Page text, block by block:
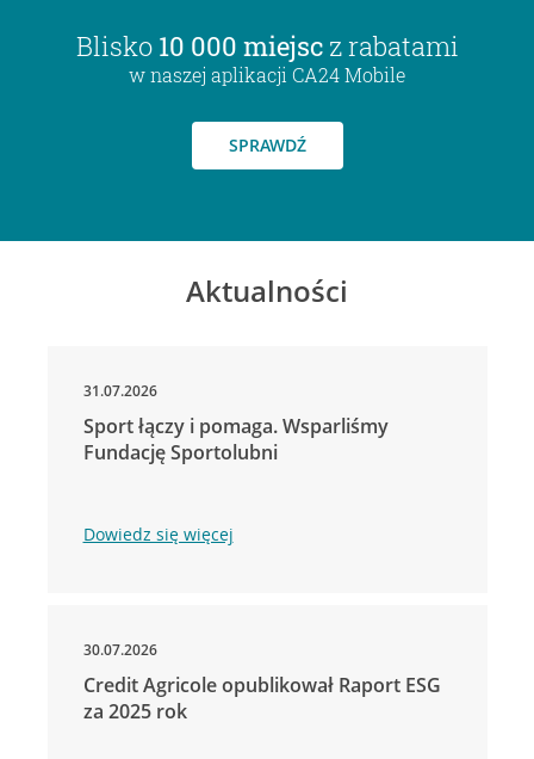
Blisko 10 000 miejsc z rabatami
w naszej aplikacji CA24 Mobile
SPRAWDŹ
Aktualności
31.07.2026
Sport łączy i pomaga. Wsparliśmy
Fundację Sportolubni
Dowiedz się więcej
30.07.2026
Credit Agricole opublikował Raport ESG
za 2025 rok